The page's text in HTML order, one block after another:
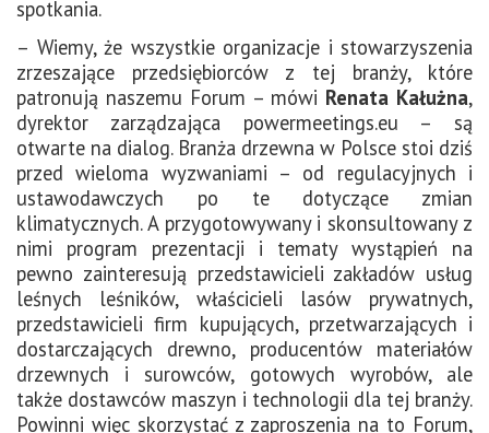
spotkania.
– Wiemy, że wszystkie organizacje i stowarzyszenia
zrzeszające przedsiębiorców z tej branży, które
patronują naszemu Forum – mówi Renata Kałużna,
dyrektor zarządzająca powermeetings.eu – są
otwarte na dialog. Branża drzewna w Polsce stoi dziś
przed wieloma wyzwaniami – od regulacyjnych i
ustawodawczych po te dotyczące zmian
klimatycznych. A przygotowywany i skonsultowany z
nimi program prezentacji i tematy wystąpień na
pewno zainteresują przedstawicieli zakładów usług
leśnych leśników, właścicieli lasów prywatnych,
przedstawicieli firm kupujących, przetwarzających i
dostarczających drewno, producentów materiałów
drzewnych i surowców, gotowych wyrobów, ale
także dostawców maszyn i technologii dla tej branży.
Powinni więc skorzystać z zaproszenia na to Forum,